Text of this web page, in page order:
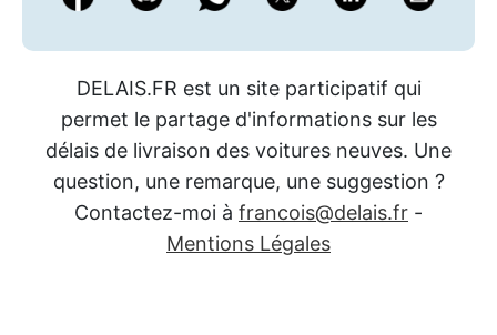
DELAIS.FR est un site participatif qui
permet le partage d'informations sur les
délais de livraison des voitures neuves. Une
question, une remarque, une suggestion ?
Contactez-moi à francois@delais.fr -
Mentions Légales